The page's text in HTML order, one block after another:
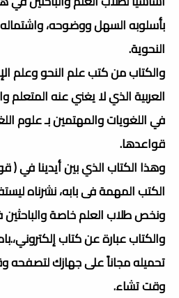
بأسلوبه السهل ووضوحه،
النحوية.
والكتاب من كتب علم النحو وعلم
العربية الذي لا يغني عنه المتعلم
في اللغويات والمهتمين بـ علوم
قواعدها.
وهذا الكتاب الذي بين أيدينا في (
الكتب المهمة فى بابه، نشرناه
ونخص طلاب العلم خاصة والباحثين
والكتاب عبارة عن كتاب
تحميله مجاناً على جهازك لتصفحه
وقت تشاء.